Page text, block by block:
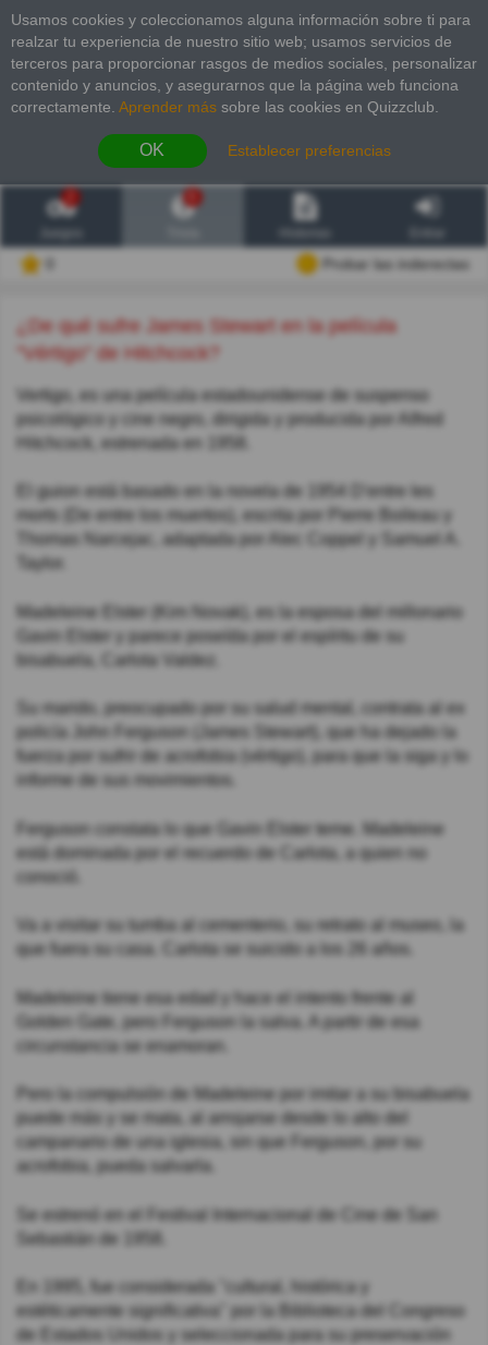
Usamos cookies y coleccionamos alguna información sobre ti para
realzar tu experiencia de nuestro sitio web; usamos servicios de
terceros para proporcionar rasgos de medios sociales, personalizar
contenido y anuncios, y asegurarnos que la página web funciona
correctamente. Aprender más sobre las cookies en Quizzclub.
OK Establecer preferencias
2
Probar las inderectas
¿De qué sufre James Stewart en la película
"Vértigo" de Hitchcock?
Vertigo, es una película estadounidense de suspenso
psicológico​ y cine negro,​ dirigida y producida por Alfred
Hitchcock, estrenada en 1958.​
El guion está basado en la novela de 1954 D'entre les
morts (De entre los muertos), escrita por Pierre Boileau y
Thomas Narcejac​, adaptada por Alec Coppel y Samuel A.
Taylor.
Madeleine Elster (Kim Novak), es la esposa del millonario
Gavin Elster y parece poseída por el espíritu de su
bisabuela, Carlota Valdez.
Su marido, preocupado por su salud mental, contrata al ex
policía John Ferguson (James Stewart), que ha dejado la
fuerza por sufrir de acrofobia (vértigo), para que la siga y lo
informe de sus movimientos.
Ferguson constata lo que Gavin Elster teme. Madeleine
está dominada por el recuerdo de Carlota, a quien no
conoció.
Va a visitar su tumba al cementerio, su retrato al museo, la
que fuera su casa. Carlota se suicido a los 26 años.
Madeleine tiene esa edad y hace el intento frente al
Golden Gate, pero Ferguson la salva. A partir de esa
circunstancia se enamoran.
Pero la compulsión de Madeleine por imitar a su bisabuela
puede más y se mata, al arrojarse desde lo alto del
campanario de una iglesia, sin que Ferguson, por su
acrofobia, pueda salvarla.
Se estrenó en el Festival Internacional de Cine de San
Sebastián de 1958.
En 1995, fue considerada "cultural, histórica y
estéticamente significativa" por la Biblioteca del Congreso
de Estados Unidos y seleccionada para su preservación